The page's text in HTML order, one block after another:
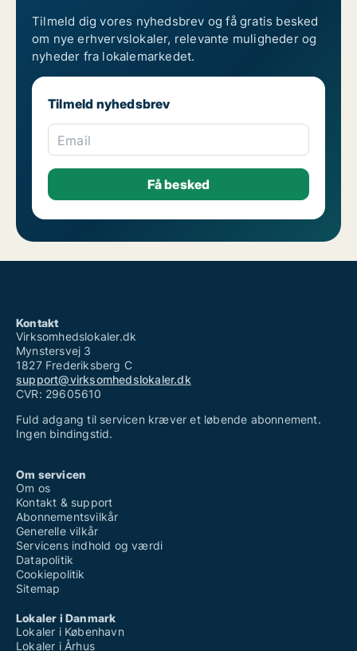
Tilmeld dig vores nyhedsbrev og få gratis besked
om nye erhvervslokaler, relevante muligheder og
nyheder fra lokalemarkedet.
Tilmeld nyhedsbrev
Email
Kontakt
Virksomhedslokaler.dk
Mynstersvej 3
1827 Frederiksberg C
support@virksomhedslokaler.dk
CVR: 29605610
Fuld adgang til servicen kræver et løbende abonnement.
Ingen bindingstid.
Om servicen
Om os
Kontakt & support
Abonnementsvilkår
Generelle vilkår
Servicens indhold og værdi
Datapolitik
Cookiepolitik
Sitemap
Lokaler i Danmark
Lokaler i København
Lokaler i Århus